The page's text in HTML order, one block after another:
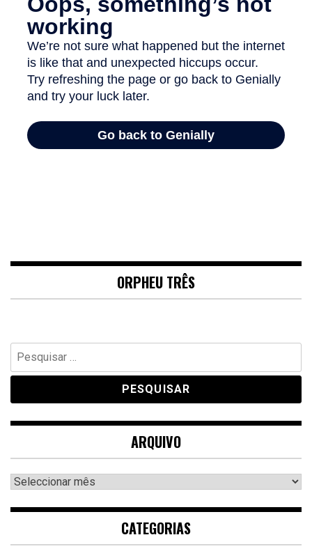
ORPHEU TRÊS
Pesquisar
por:
ARQUIVO
Arquivo
CATEGORIAS